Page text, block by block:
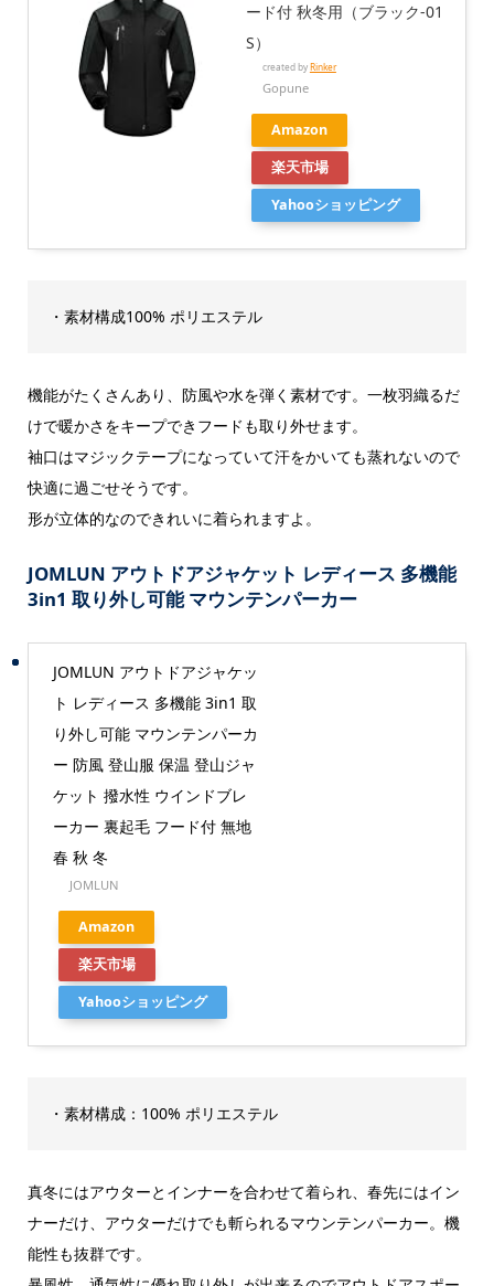
ード付 秋冬用（ブラック-01
S）
created byRinker
Gopune
Amazon
楽天市場
Yahooショッピング
・素材構成100% ポリエステル
機能がたくさんあり、防風や水を弾く素材です。一枚羽織るだ
けで暖かさをキープできフードも取り外せます。
袖口はマジックテープになっていて汗をかいても蒸れないので
快適に過ごせそうです。
形が立体的なのできれいに着られますよ。
JOMLUN アウトドアジャケット レディース 多機能
3in1 取り外し可能 マウンテンパーカー
JOMLUN アウトドアジャケッ
ト レディース 多機能 3in1 取
り外し可能 マウンテンパーカ
ー 防風 登山服 保温 登山ジャ
ケット 撥水性 ウインドブレ
ーカー 裏起毛 フード付 無地
春 秋 冬
JOMLUN
Amazon
楽天市場
Yahooショッピング
・素材構成：100% ポリエステル
真冬にはアウターとインナーを合わせて着られ、春先にはイン
ナーだけ、アウターだけでも斬られるマウンテンパーカー。機
能性も抜群です。